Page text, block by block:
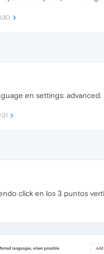
en settings: advanced.
click en los 3 puntos